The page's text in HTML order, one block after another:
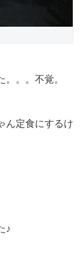
。。不覚。
ん定食にするけ
♪